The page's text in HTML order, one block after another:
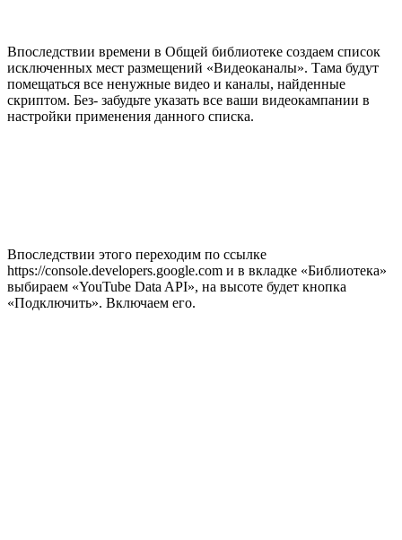
Впоследствии времени в Общей библиотеке создаем список
исключенных мест размещений «Видеоканалы». Тама будут
помещаться все ненужные видео и каналы, найденные
скриптом. Без- забудьте указать все ваши видеокампании в
настройки применения данного списка.
Впоследствии этого переходим по ссылке
https://console.developers.google.com и в вкладке «Библиотека»
выбираем «YouTube Data API», на высоте будет кнопка
«Подключить». Включаем его.